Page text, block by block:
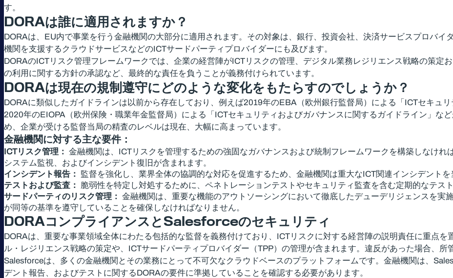
す。
DORAは誰に適用されますか？
DORAは、EU内で事業を行う金融機関の大部分に適用されます。その対象は、銀行、投資会社、決済サービスプロバイ
機関を支援するクラウドサービスなどのICTサードパーティプロバイダーにも及びます。
DORAのICTリスク管理フレームワークでは、企業の経営陣がICTリスクの管理、デジタル業務レジリエンス戦略の策定
の利用に関する方針の承認など、最終的な責任を負うことが義務付けられています。
DORAは現在の規制遵守にどのような変化をもたらすのでしょうか？
DORAに類似したガイドラインは以前から存在しており、例えば2019年のEBA（欧州銀行監督局）による「ICTセキュ
2020年のEIOPA（欧州保険・職業年金監督局）による「ICTセキュリティおよびガバナンスに関するガイドライン」な
め、企業が受ける監督当局の精査のレベルは現在、大幅に高まっています。
金融機関に対する主な要件：
ICTリスク管理： 金融機関は、ICTリスクを管理するための強固なガバナンスおよび統制フレームワークを構築しなけれ
システム監視、およびインシデント復旧が含まれます。
インシデント報告： 監督を強化し、業界全体の協調的な対応を促進するため、金融機関は重大なICT関連インシデント
テストおよび監査：
脆弱性を特定し対処するために、ペネトレーションテストやセキュリティ監査を含む定期的なテス
サードパーティのリスク管理： 金融機関は、重要な機能のアウトソーシングにおいて徹底したデューデリジェンスを実
が同等の基準を遵守していることを確保しなければなりません。
DORAコンプライアンスと Salesforceのセキュリティ
DORAは、重要な事業領域全体にわたる包括的な監督を義務付けており、ICTリスクに対する経営陣の説明責任に重点
ル・レジリエンス戦略の策定や、ICTサードパーティプロバイダー（TPP）の管理が含まれます。違反があった場合、所
Salesforceは、多くの金融機関とその業務にとって不可欠なクラウドベースのプラットフォームです。金融機関は、
デント報告、およびテストに関するDORAの要件に準拠していることを確認する必要があります。